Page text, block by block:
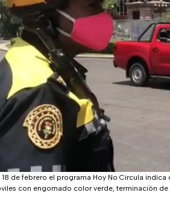
18 de febrero el programa Hoy No Circula
con engomado color verde, terminación de